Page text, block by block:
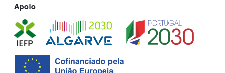
Apoio